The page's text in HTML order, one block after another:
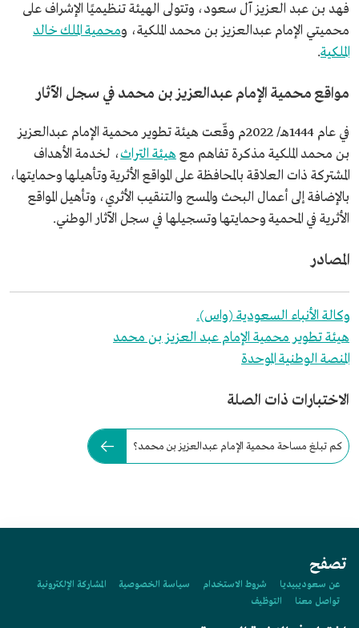
فهد بن عبد العزيز آل سعود، وتتولى الهيئة تنظيميًا الإشراف على
محميتي الإمام عبدالعزيز بن محمد الملكية، ومحمية الملك خالد
الملكية.
مواقع محمية الإمام عبدالعزيز بن محمد في سجل الآثار
في عام 1444هـ/ 2022م وقّعت هيئة تطوير محمية الإمام عبدالعزيز
بن محمد الملكية مذكرة تفاهم مع هيئة التراث، لخدمة الأهداف
المشتركة ذات العلاقة بالمحافظة على المواقع الأثرية وتأهيلها وحمايتها،
بالإضافة إلى أعمال البحث والمسح والتنقيب الأثري، وتأهيل المواقع
الأثرية في المحمية وحمايتها وتسجيلها في سجل الآثار الوطني.
المصادر
وكالة الأنباء السعودية (واس).
هيئة تطوير محمية الإمام عبد العزيز بن محمد
المنصة الوطنية الموحدة
الاختبارات ذات الصلة
كم تبلغ مساحة محمية الإمام عبدالعزيز بن محمد؟
تصفح
عن سعوديبيديا شروط الاستخدام سياسة الخصوصية
المشاركة الإلكترونية
تواصل معنا
التوظيف